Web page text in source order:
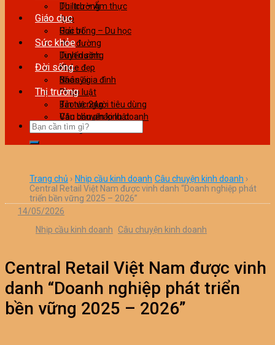
Thị trường
Du lịch – Ẩm thực
Đẹp
Giải trí
Giáo dục
Học bổng – Du học
Học đường
Tuyển sinh
Sức khỏe
Dinh dưỡng
Khỏe đẹp
Bác sỹ gia đình
Đời sống
Nhân ái
Pháp luật
Tin tức 24g
Văn bản pháp luật
Thị trường
Bảo vệ người tiêu dùng
Câu chuyện kinh doanh
Làm giàu
Trang chủ › Nhịp cầu kinh doanh Câu chuyện kinh doanh ›
Central Retail Việt Nam được vinh danh “Doanh nghiệp phát
triển bền vững 2025 – 2026”
14/05/2026
Nhịp cầu kinh doanh Câu chuyện kinh doanh
Central Retail Việt Nam được vinh
danh “Doanh nghiệp phát triển
bền vững 2025 – 2026”